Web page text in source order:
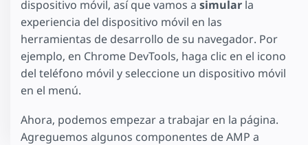
dispositivo móvil, así que vamos a simular la
experiencia del dispositivo móvil en las
herramientas de desarrollo de su navegador. Por
ejemplo, en Chrome DevTools, haga clic en el icono
del teléfono móvil y seleccione un dispositivo móvil
en el menú.
Ahora, podemos empezar a trabajar en la página.
Agreguemos algunos componentes de AMP a